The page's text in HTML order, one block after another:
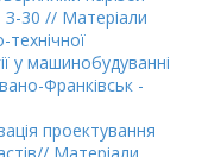
З-30 // Матеріали
у машинобудуванні
Франківськ -
проектування
Матеріали